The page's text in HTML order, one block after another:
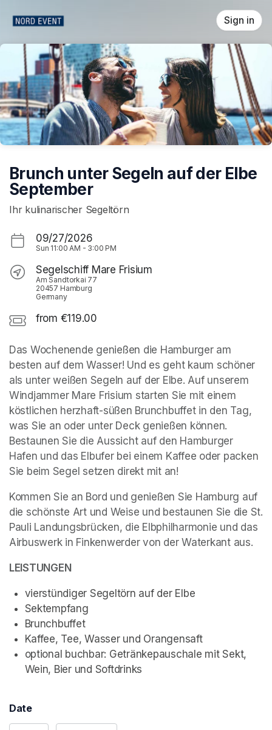
Sign in
Brunch unter Segeln auf der Elbe
September
Ihr kulinarischer Segeltörn
09/27/2026
Sun 11:00 AM - 3:00 PM
Segelschiff Mare Frisium
Am Sandtorkai 77
20457 Hamburg
Germany
from €119.00
Das Wochenende genießen die Hamburger am
besten auf dem Wasser! Und es geht kaum schöner
als unter weißen Segeln auf der Elbe. Auf unserem
Windjammer Mare Frisium starten Sie mit einem
köstlichen herzhaft-süßen Brunchbuffet in den Tag,
was Sie an oder unter Deck genießen können.
Bestaunen Sie die Aussicht auf den Hamburger
Hafen und das Elbufer bei einem Kaffee oder packen
Sie beim Segel setzen direkt mit an!
Kommen Sie an Bord und genießen Sie Hamburg auf
die schönste Art und Weise und bestaunen Sie die St.
Pauli Landungsbrücken, die Elbphilharmonie und das
Airbuswerk in Finkenwerder von der Waterkant aus.
LEISTUNGEN
vierstündiger Segeltörn auf der Elbe
Sektempfang
Brunchbuffet
Kaffee, Tee, Wasser und Orangensaft
optional buchbar: Getränkepauschale mit Sekt,
Wein, Bier und Softdrinks
Date